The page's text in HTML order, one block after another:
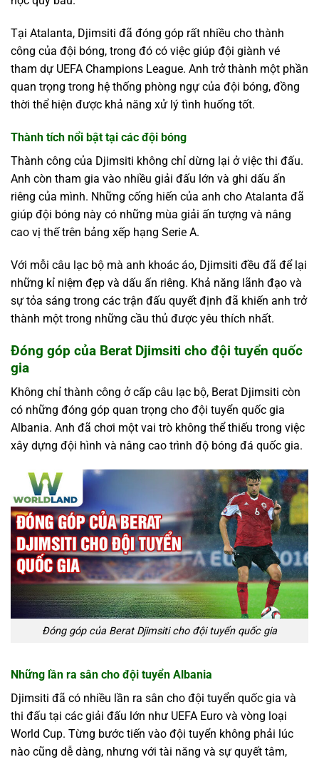
Tại Atalanta, Djimsiti đã đóng góp rất nhiều cho thành
công của đội bóng, trong đó có việc giúp đội giành vé
tham dự UEFA Champions League. Anh trở thành một phần
quan trọng trong hệ thống phòng ngự của đội bóng, đồng
thời thể hiện được khả năng xử lý tình huống tốt.
Thành tích nổi bật tại các đội bóng
Thành công của Djimsiti không chỉ dừng lại ở việc thi đấu.
Anh còn tham gia vào nhiều giải đấu lớn và ghi dấu ấn
riêng của mình. Những cống hiến của anh cho Atalanta đã
giúp đội bóng này có những mùa giải ấn tượng và nâng
cao vị thế trên bảng xếp hạng Serie A.
Với mỗi câu lạc bộ mà anh khoác áo, Djimsiti đều đã để lại
những kỉ niệm đẹp và dấu ấn riêng. Khả năng lãnh đạo và
sự tỏa sáng trong các trận đấu quyết định đã khiến anh trở
thành một trong những cầu thủ được yêu thích nhất.
Đóng góp của Berat Djimsiti cho đội tuyển quốc
gia
Không chỉ thành công ở cấp câu lạc bộ, Berat Djimsiti còn
có những đóng góp quan trọng cho đội tuyển quốc gia
Albania. Anh đã chơi một vai trò không thể thiếu trong việc
xây dựng đội hình và nâng cao trình độ bóng đá quốc gia.
Đóng góp của Berat Djimsiti cho đội tuyển quốc gia
Những lần ra sân cho đội tuyển Albania
Djimsiti đã có nhiều lần ra sân cho đội tuyển quốc gia và
thi đấu tại các giải đấu lớn như UEFA Euro và vòng loại
World Cup. Từng bước tiến vào đội tuyển không phải lúc
nào cũng dễ dàng, nhưng với tài năng và sự quyết tâm,